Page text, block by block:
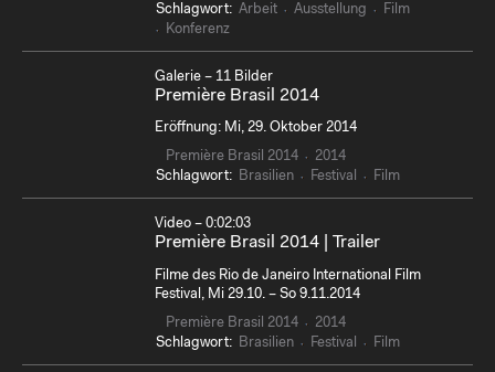
Schlagwort: Arbeit Ausstellung
Film
Konferenz
Galerie – 11 Bilder
Première Brasil 2014
Eröffnung: Mi, 29. Oktober 2014
Première Brasil 2014
2014
Schlagwort:
Brasilien Festival Film
Video – 0:02:03
Première Brasil 2014 | Trailer
Filme des Rio de Janeiro International Film
Festival, Mi 29.10. – So 9.11.2014
Première Brasil 2014
2014
Schlagwort:
Brasilien Festival Film